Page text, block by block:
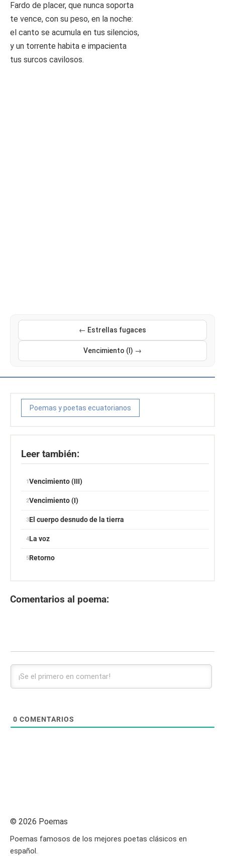
Fardo de placer, que nunca soporta
te vence, con su peso, en la noche:
el canto se acumula en tus silencios,
y un torrente habita e impacienta
tus surcos cavilosos.
← Estrellas fugaces
Vencimiento (I) →
Poemas y poetas ecuatorianos
Leer también:
Vencimiento (III)
Vencimiento (I)
El cuerpo desnudo de la tierra
La voz
Retorno
Comentarios al poema:
0 COMENTARIOS
© 2026 Poemas
Poemas famosos de los mejores poetas clásicos en
español.